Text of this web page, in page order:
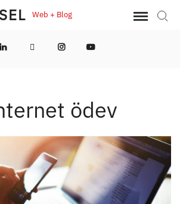
Web + Blog
LinkedInTwitterInstagramYouTube
ödev